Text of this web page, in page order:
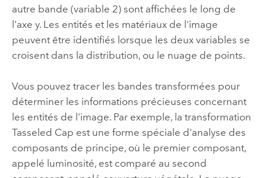
autre bande (variable 2) sont affichées le long de
l'axe y. Les entités et les matériaux de l'image
peuvent être identifiés lorsque les deux variables se
croisent dans la distribution, ou le nuage de points.
Vous pouvez tracer les bandes transformées pour
déterminer les informations précieuses concernant
les entités de l'image. Par exemple, la transformation
Tasseled Cap est une forme spéciale d'analyse des
composants de principe, où le premier composant,
appelé luminosité, est comparé au second